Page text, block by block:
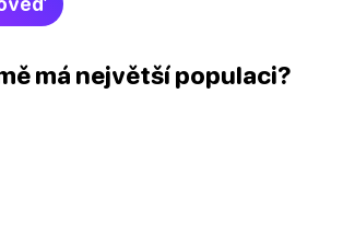
má největší populaci?